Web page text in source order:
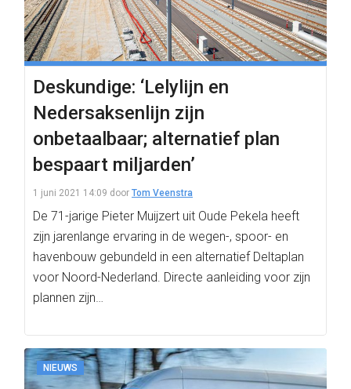
Deskundige: ‘Lelylijn en
Nedersaksenlijn zijn
onbetaalbaar; alternatief plan
bespaart miljarden’
1 juni 2021 14:09 door Tom Veenstra
De 71-jarige Pieter Muijzert uit Oude Pekela heeft
zijn jarenlange ervaring in de wegen-, spoor- en
havenbouw gebundeld in een alternatief Deltaplan
voor Noord-Nederland. Directe aanleiding voor zijn
plannen zijn…
NIEUWS